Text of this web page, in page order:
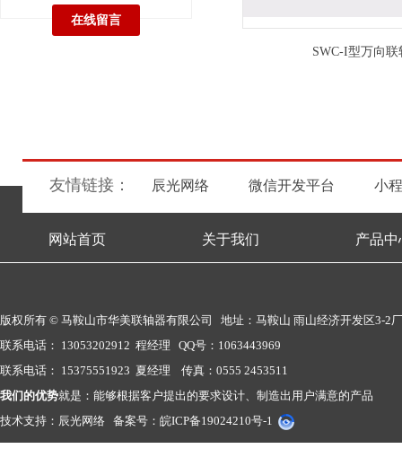
在线留言
SWC-I型万向联
友情链接： 辰光网络 微信开发平台 小
网站首页 关于我们 产品中
版权所有 © 马鞍山市华美联轴器有限公司 地址：马鞍山 雨山经济开发区3-2
联系电话： 13053202912 程经理 QQ号：1063443969
联系电话： 15375551923 夏经理 传真：0555 2453511
我们的优势就是：能够根据客户提出的要求设计、制造出用户满意的产品
技术支持： 辰光网络 备案号： 皖ICP备19024210号-1